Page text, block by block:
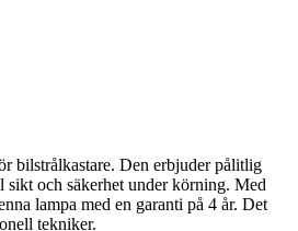
bilstrålkastare. Den erbjuder pålitlig
och säkerhet under körning. Med
lampa med en garanti på 4 år. Det
tekniker.